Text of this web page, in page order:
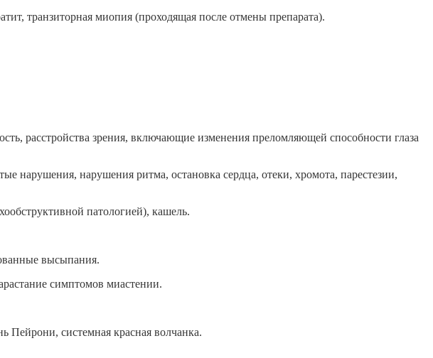
транзиторная миопия (проходящая после отмены препарата).
расстройства зрения, включающие изменения преломляющей способности глаза
нарушения, нарушения ритма, остановка сердца, отеки, хромота, парестезии,
патологией), кашель.
высыпания.
симптомов миастении.
Пейрони, системная красная волчанка.